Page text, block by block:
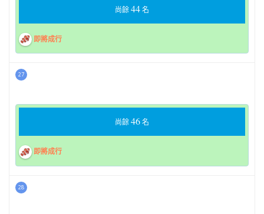
尚餘44名
即將成行
27
尚餘46名
即將成行
28